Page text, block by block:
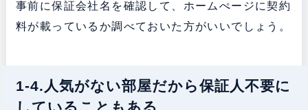
事前に保証会社名を確認して、ホームぺージに契約
料が載っているか調べておいた方がいいでしょう。
1-4.人気がない部屋だから保証人不要に